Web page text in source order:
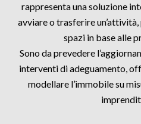
rappresenta una soluzione
avviare o trasferire
spazi in base alle
Sono da prevedere
interventi di adeguamento,
modellare l’immobile su